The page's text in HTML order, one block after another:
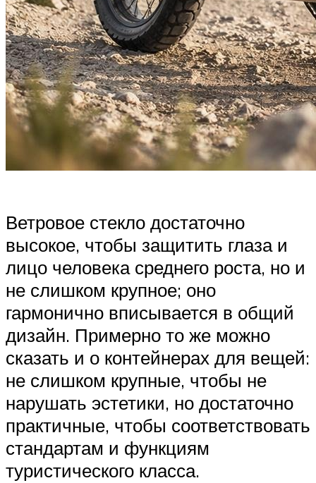
Ветровое стекло достаточно
высокое, чтобы защитить глаза и
лицо человека среднего роста, но и
не слишком крупное; оно
гармонично вписывается в общий
дизайн. Примерно то же можно
сказать и о контейнерах для вещей:
не слишком крупные, чтобы не
нарушать эстетики, но достаточно
практичные, чтобы соответствовать
стандартам и функциям
туристического класса.